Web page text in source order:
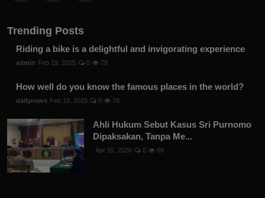
Trending Posts
Riding a bike is a delightful and invigorating experience
admin Feb 19, 2025 0 78
How well do you know the famous places in the world?
dailynews Feb 18, 2025 0 70
Ahli Hukum Sebut Kasus Sri Purnomo
Dipaksakan, Tanpa Me...
Apr 15, 2026 0 69